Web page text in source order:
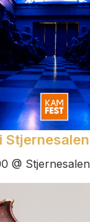
Stjernesalen
@ Stjernesalen